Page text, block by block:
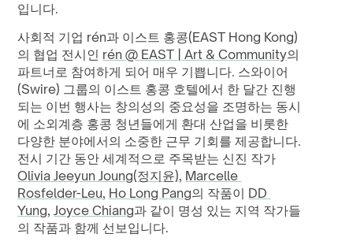
입니다.
사회적 기업 rén과 이스트 홍콩(EAST Hong Kong)
의 협업 전시인 rén @ EAST | Art & Community의
파트너로 참여하게 되어 매우 기쁩니다. 스와이어
(Swire) 그룹의 이스트 홍콩 호텔에서 한 달간 진행
되는 이번 행사는 창의성의 중요성을 조명하는 동시
에 소외계층 홍콩 청년들에게 환대 산업을 비롯한
다양한 분야에서의 소중한 근무 기회를 제공합니다.
Olivia Jeeyun Joung(정지윤), Marcelle
Rosfelder-Leu, Ho Long Pang의 작품이 DD
Yung, Joyce Chiang과 같이 명성 있는 지역 작가들
의 작품과 함께 선보입니다.